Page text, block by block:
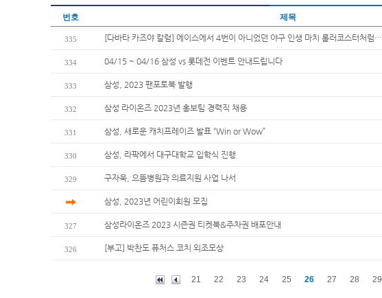
번호 제목
335 [다바타 카즈야 칼럼] 에이스에서 4번이 아니었던 야구 인생 마치 롤러코스터처럼…
334 04/15 ~ 04/16 삼성 vs 롯데전 이벤트 안내드립니다
333 삼성, 2023 팬포토북 발행
332 삼성 라이온즈 2023년 홍보팀 경력직 채용
331 삼성, 새로운 캐치프레이즈 발표 “Win or Wow”
330 삼성, 라팍에서 대구대학교 입학식 진행
329 구자욱, 으뜸병원과 의료지원 사업 나서
삼성, 2023년 어린이회원 모집
327 삼성라이온즈 2023 시즌권 티켓북&주차권 배포안내
326 [부고] 박찬도 퓨처스 코치 외조모상
21 22 23 24 25 26 27 28 29